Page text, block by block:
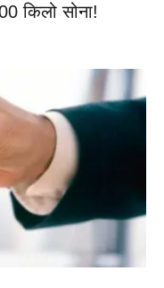
किलो सोना!